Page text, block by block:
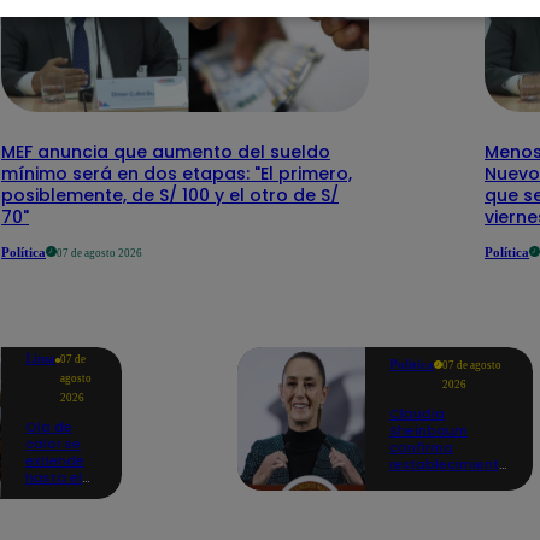
MEF anuncia que aumento del sueldo
mínimo será en dos etapas: "El primero,
posiblemente, de S/ 100 y el otro de S/
70"
Política 07 de agosto 2026
que
Política
Lima 07 de
agosto
2026
Ola de
calor se
extiende
hasta el
Política
07 de agosto
2026
Claudia
Sheinbaum
confirma
restablecimiento